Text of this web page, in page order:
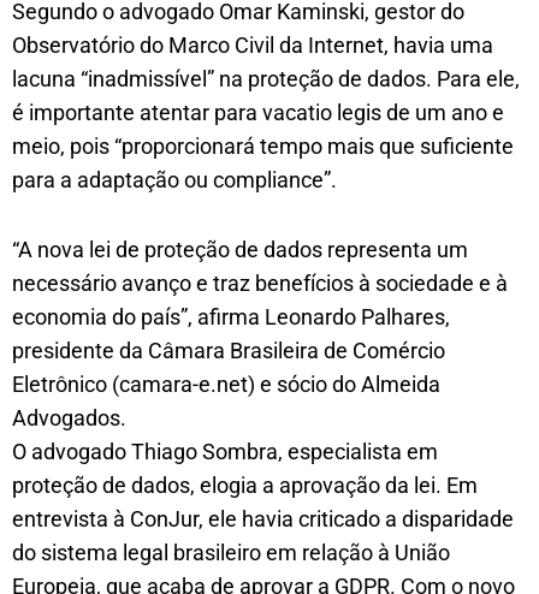
Segundo o advogado Omar Kaminski, gestor do
Observatório do Marco Civil da Internet, havia uma
lacuna “inadmissível” na proteção de dados. Para ele,
é importante atentar para vacatio legis de um ano e
meio, pois “proporcionará tempo mais que suficiente
para a adaptação ou compliance”.
“A nova lei de proteção de dados representa um
necessário avanço e traz benefícios à sociedade e à
economia do país”, afirma Leonardo Palhares,
presidente da Câmara Brasileira de Comércio
Eletrônico (camara-e.net) e sócio do Almeida
Advogados.
O advogado Thiago Sombra, especialista em
proteção de dados, elogia a aprovação da lei. Em
entrevista à ConJur, ele havia criticado a disparidade
do sistema legal brasileiro em relação à União
Europeia, que acaba de aprovar a GDPR. Com o novo